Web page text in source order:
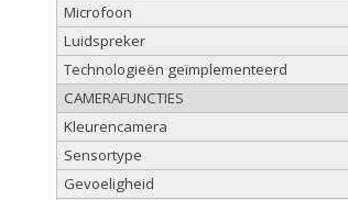
Microfoon
Luidspreker
Technologieën geïmplementeerd
CAMERAFUNCTIES
Kleurencamera
Sensortype
Gevoeligheid